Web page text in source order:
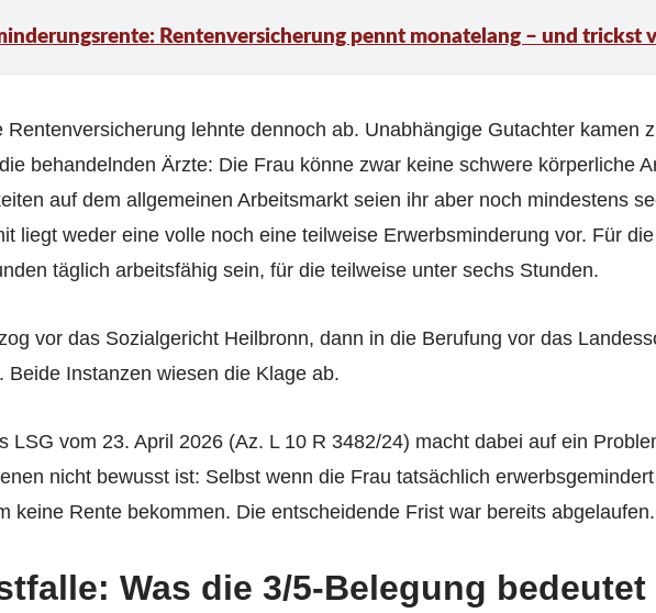
Rentenversicherung pennt monatelang – und trickst
Rentenversicherung lehnte dennoch ab. Unabhängige Gutachter kamen
behandelnden Ärzte: Die Frau könne zwar keine schwere körperliche
auf dem allgemeinen Arbeitsmarkt seien ihr aber noch mindestens
liegt weder eine volle noch eine teilweise Erwerbsminderung vor. Für
täglich arbeitsfähig sein, für die teilweise unter sechs Stunden.
vor das Sozialgericht Heilbronn, dann in die Berufung vor das
Beide Instanzen wiesen die Klage ab.
LSG vom 23. April 2026 (Az. L 10 R 3482/24) macht dabei auf ein
nicht bewusst ist: Selbst wenn die Frau tatsächlich
keine Rente bekommen. Die entscheidende Frist war bereits abgelaufen.
Was die 3/5-Belegung bedeutet